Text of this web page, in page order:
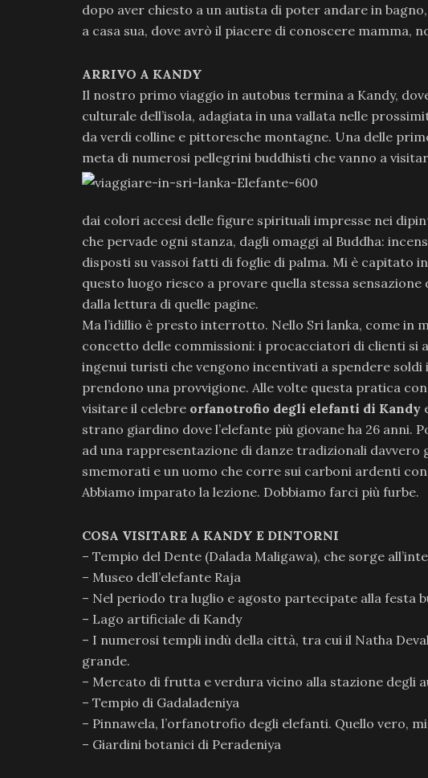
dopo aver chiesto a un autista di poter andare in
a casa sua, dove avrò il piacere di conoscere mamma,
ARRIVO A KANDY
Il nostro primo viaggio in autobus termina a Kandy,
culturale dell’isola, adagiata in una vallata nelle
da verdi colline e pittoresche montagne. Una delle
meta di numerosi pellegrini buddhisti che vanno a
dai colori accesi delle figure spirituali impresse nei
che pervade ogni stanza, dagli omaggi al Buddha:
disposti su vassoi fatti di foglie di palma. Mi è capitato
questo luogo riesco a provare quella stessa
dalla lettura di quelle pagine.
Ma l’idillio è presto interrotto. Nello Sri lanka, come in
concetto delle commissioni: i procacciatori di clienti si
ingenui turisti che vengono incentivati a spendere
prendono una provvigione. Alle volte questa pratica
visitare il celebre orfanotrofio degli elefanti di Kandy
strano giardino dove l’elefante più giovane ha 26 anni.
ad una rappresentazione di danze tradizionali
smemorati e un uomo che corre sui carboni ardenti
Abbiamo imparato la lezione. Dobbiamo farci più furbe.
COSA VISITARE A KANDY E DINTORNI
– Tempio del Dente (Dalada Maligawa), che sorge
– Museo dell’elefante Raja
– Nel periodo tra luglio e agosto partecipate alla festa
– Lago artificiale di Kandy
– I numerosi templi indù della città, tra cui il Natha
grande.
– Mercato di frutta e verdura vicino alla stazione degli
– Tempio di Gadaladeniya
– Pinnawela, l’orfanotrofio degli elefanti. Quello vero,
– Giardini botanici di Peradeniya